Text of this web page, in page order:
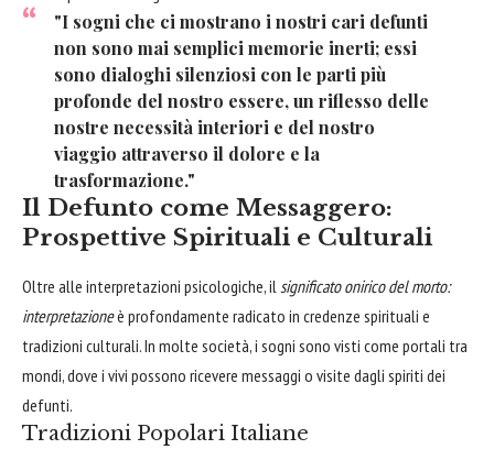
"I sogni che ci mostrano i nostri cari defunti
non sono mai semplici memorie inerti; essi
sono dialoghi silenziosi con le parti più
profonde del nostro essere, un riflesso delle
nostre necessità interiori e del nostro
viaggio attraverso il dolore e la
trasformazione."
Il Defunto come Messaggero:
Prospettive Spirituali e Culturali
Oltre alle interpretazioni psicologiche, ilsignificato onirico del morto:
interpretazioneè profondamente radicato in credenze spirituali e
tradizioni culturali. In molte società, i sogni sono visti come portali tra
mondi, dove i vivi possono ricevere messaggi o visite dagli spiriti dei
defunti.
Tradizioni Popolari Italiane